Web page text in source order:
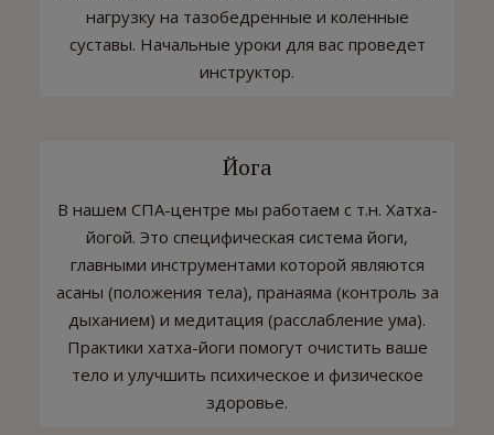
нагрузку на тазобедренные и коленные
суставы. Начальные уроки для вас проведет
инструктор.
Йога
В нашем СПА-центре мы работаем с т.н. Хатха-
йогой. Это специфическая система йоги,
главными инструментами которой являются
асаны (положения тела), пранаяма (контроль за
дыханием) и медитация (расслабление ума).
Практики хатха-йоги помогут очистить ваше
тело и улучшить психическое и физическое
здоровье.